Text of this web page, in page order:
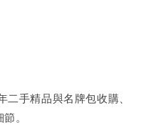
二手精品與名牌包收購、
。